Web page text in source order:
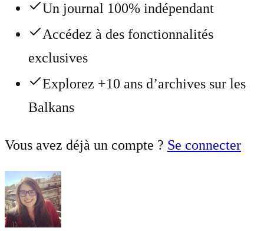
Un journal 100% indépendant
Accédez à des fonctionnalités
exclusives
Explorez +10 ans d’archives sur les
Balkans
Vous avez déjà un compte ? Se connecter